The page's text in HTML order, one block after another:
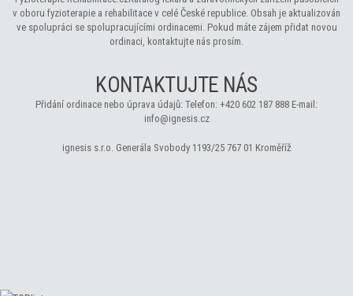
v oboru fyzioterapie a rehabilitace v celé České republice. Obsah je aktualizován
ve spolupráci se spolupracujícími ordinacemi. Pokud máte zájem přidat novou
ordinaci, kontaktujte nás prosím.
KONTAKTUJTE NÁS
Přidání ordinace nebo úprava údajů: Telefon: +420 602 187 888 E-mail:
info@ignesis.cz
ignesis s.r.o.Generála Svobody 1193/25767 01 Kroměříž